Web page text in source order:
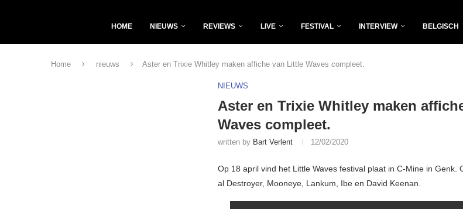
HOME NIEUWS REVIEWS LIVE FESTIVAL INTERVIEW BELGISCH
Home nieuws Aster en Trixie Whitley maken affiche van Little Waves compleet.
NIEUWS
Aster en Trixie Whitley maken
Waves compleet.
written by Bart Verlent 12/02/2020
Op 18 april vind het Little Waves festival plaat in C-Mine in Genk.
al Destroyer, Mooneye, Lankum, Ibe en David Keenan.